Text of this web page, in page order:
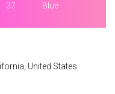
37
Blue
United States